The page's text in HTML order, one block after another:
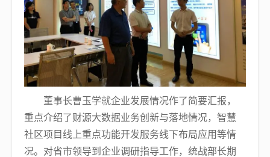
董事长曹玉学就企业发展情况作了简要汇报，
重点介绍了财源大数据业务创新与落地情况，智慧
社区项目线上重点功能开发服务线下布局应用等情
况。对省市领导到企业调研指导工作，统战部长期